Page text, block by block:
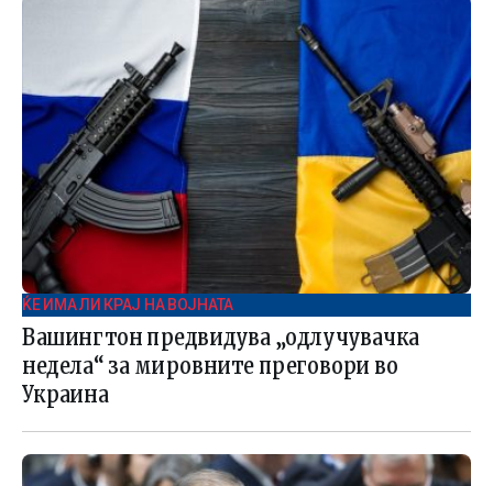
ЌЕ ИМА ЛИ КРАЈ НА ВОЈНАТА
Вашингтон предвидува „одлучувачка
недела“ за мировните преговори во
Украина